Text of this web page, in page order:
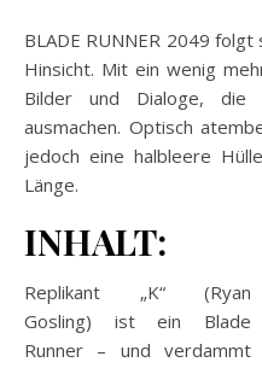
BLADE RUNNER 2049 folgt seinem Vorgänger in jedweder
Hinsicht. Mit ein wenig
Bilder und Dialoge, die
ausmachen. Optisch
jedoch eine halbleere
Länge.
INHALT:
Replikant „K“ (Ryan
Gosling) ist ein Blade
Runner – und verdammt